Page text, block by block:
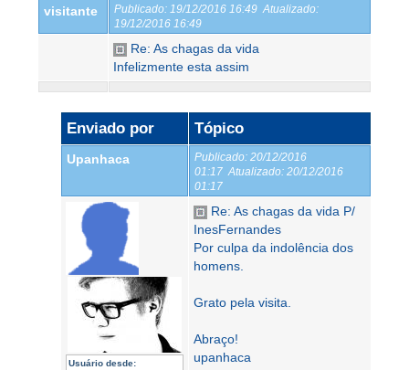
visitante Publicado: 19/12/2016 16:49 Atualizado:
19/12/2016 16:49
Re: As chagas da vida
Infelizmente esta assim
Enviado por Tópico
Upanhaca Publicado: 20/12/2016
01:17 Atualizado: 20/12/2016
01:17
Usuário desde:
Re: As chagas da vida P/
InesFernandes
Por culpa da indolência dos
homens.
Grato pela visita.
Abraço!
upanhaca